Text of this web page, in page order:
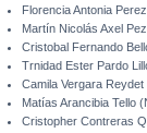
Florencia Antonia
Martín Nicolás Axel
Cristobal Fernando
Trnidad Ester Pardo
Camila Vergara
Matías Arancibia Tello
Cristopher Contreras